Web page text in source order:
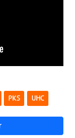
PKS UHC